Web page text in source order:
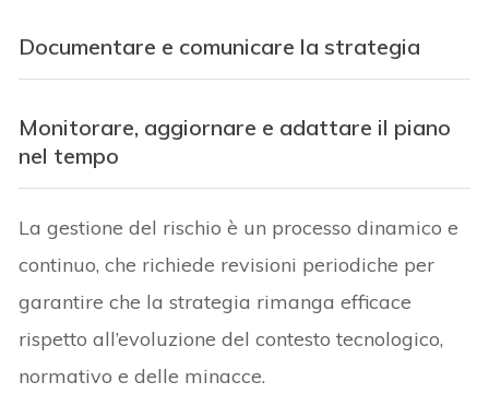
Documentare e comunicare la strategia
Monitorare, aggiornare e adattare il piano
nel tempo
La gestione del rischio è un processo dinamico e
continuo, che richiede revisioni periodiche per
garantire che la strategia rimanga efficace
rispetto all’evoluzione del contesto tecnologico,
normativo e delle minacce.